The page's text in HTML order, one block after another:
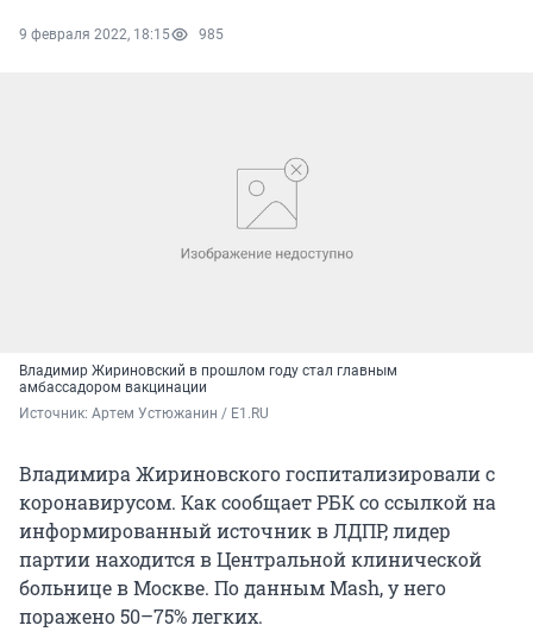
9 февраля 2022, 18:15 985
Владимир Жириновский в прошлом году стал главным
амбассадором вакцинации
Источник: Артем Устюжанин / E1.RU
Владимира Жириновского госпитализировали с
коронавирусом. Как сообщает РБК со ссылкой на
информированный источник в ЛДПР, лидер
партии находится в Центральной клинической
больнице в Москве. По данным Mash, у него
поражено 50–75% легких.